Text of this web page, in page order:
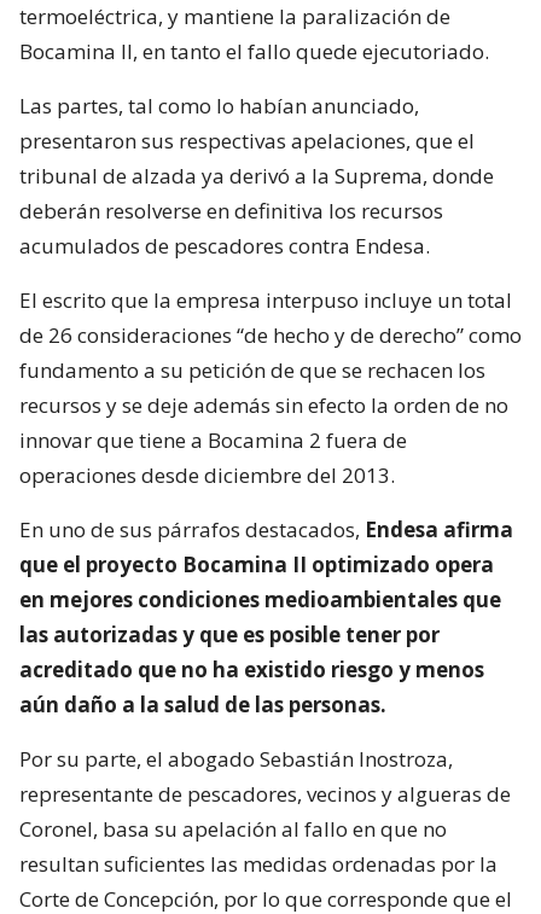
termoeléctrica, y mantiene la paralización de
Bocamina II, en tanto el fallo quede ejecutoriado.
Las partes, tal como lo habían anunciado,
presentaron sus respectivas apelaciones, que el
tribunal de alzada ya derivó a la Suprema, donde
deberán resolverse en definitiva los recursos
acumulados de pescadores contra Endesa.
El escrito que la empresa interpuso incluye un total
de 26 consideraciones “de hecho y de derecho” como
fundamento a su petición de que se rechacen los
recursos y se deje además sin efecto la orden de no
innovar que tiene a Bocamina 2 fuera de
operaciones desde diciembre del 2013.
En uno de sus párrafos destacados, Endesa afirma
que el proyecto Bocamina II optimizado opera
en mejores condiciones medioambientales que
las autorizadas y que es posible tener por
acreditado que no ha existido riesgo y menos
aún daño a la salud de las personas.
Por su parte, el abogado Sebastián Inostroza,
representante de pescadores, vecinos y algueras de
Coronel, basa su apelación al fallo en que no
resultan suficientes las medidas ordenadas por la
Corte de Concepción, por lo que corresponde que el